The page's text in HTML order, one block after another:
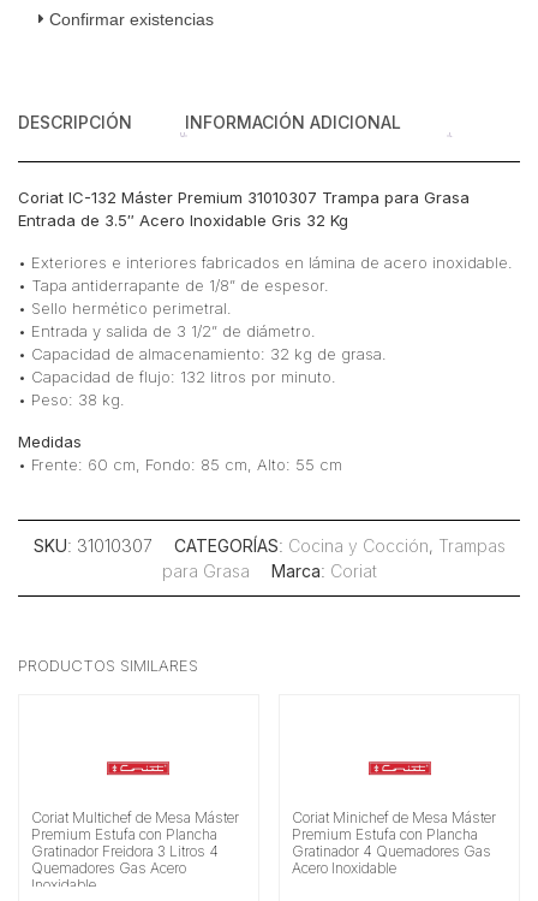
Acero
Kg
Confirmar existencias
DESCRIPCIÓN INFORMACIÓN ADICIONAL
Coriat IC-132 Máster Premium 31010307 Trampa para Grasa
Entrada de 3.5″ Acero Inoxidable Gris 32 Kg
• Exteriores e interiores fabricados en lámina de acero inoxidable.
• Tapa antiderrapante de 1/8” de espesor.
• Sello hermético perimetral.
• Entrada y salida de 3 1/2” de diámetro.
• Capacidad de almacenamiento: 32 kg de grasa.
• Capacidad de flujo: 132 litros por minuto.
• Peso: 38 kg.
Medidas
• Frente: 60 cm, Fondo: 85 cm, Alto: 55 cm
SKU: 31010307 CATEGORÍAS: Cocina y Cocción, Trampas
para Grasa
Marca: Coriat
PRODUCTOS SIMILARES
Coriat Multichef de Mesa Máster
Premium Estufa con Plancha
Gratinador Freidora 3 Litros 4
Quemadores Gas Acero
Inoxidable
Coriat Minichef de Mesa Máster
Premium Estufa con Plancha
Gratinador 4 Quemadores Gas
Acero Inoxidable